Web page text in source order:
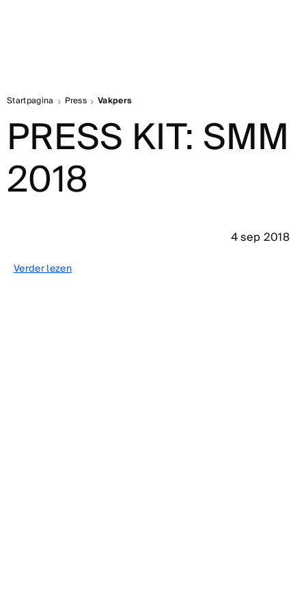
Startpagina Press Vakpers
PRESS KIT: SMM
2018
4 sep 2018
Verder lezen